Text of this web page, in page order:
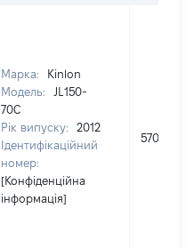
Марка:
Kinlon
Модель:
JL150-
70C
Рік випуску:
2012
Ідентифікаційний
номер:
[Конфіденційна
інформація]
5700